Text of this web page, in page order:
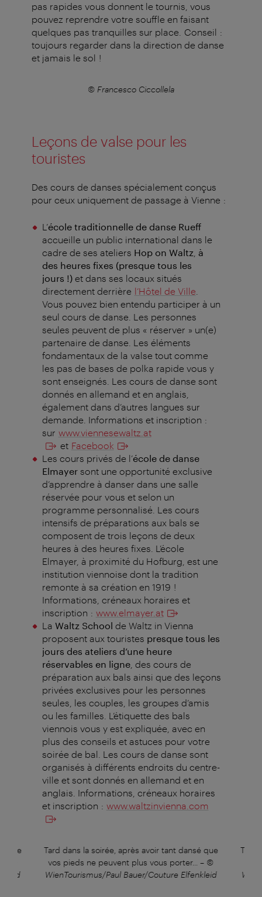
pas rapides vous donnent le tournis, vous
pouvez reprendre votre souffle en faisant
quelques pas tranquilles sur place. Conseil :
toujours regarder dans la direction de danse
et jamais le sol !
© Francesco Ciccollela
Leçons de valse pour les
touristes
Des cours de danses spécialement conçus
pour ceux uniquement de passage à Vienne :
L’école traditionnelle de danse Rueff
accueille un public international dans le
cadre de ses ateliers Hop on Waltz, à
des heures fixes (presque tous les
jours !)et dans ses locaux situés
directement derrière l’Hôtel de Ville
Vous pouvez bien entendu participer à un
seul cours de danse. Les personnes
seules peuvent de plus « réserver » un(e)
partenaire de danse. Les éléments
fondamentaux de la valse tout comme
les pas de bases de polka rapide vous y
sont enseignés. Les cours de danse sont
donnés en allemand et en anglais,
également dans d’autres langues sur
demande. Informations et inscription :
sur www.viennesewaltz.at
et Facebook
Les cours privés de l’école de danse
Elmayersont une opportunité exclusive
d’apprendre à danser dans une salle
réservée pour vous et selon un
programme personnalisé. Les cours
intensifs de préparations aux bals se
composent de trois leçons de deux
heures à des heures fixes. L’école
Elmayer, à proximité du Hofburg, est une
institution viennoise dont la tradition
remonte à sa création en 1919 !
Informations, créneaux horaires et
inscription : www.elmayer.at
La Waltz School de Waltz in Vienna
proposent aux touristes presque tous les
jours des ateliers d’une heure
réservables en ligne, des cours de
préparation aux bals ainsi que des leçons
privées exclusives pour les personnes
seules, les couples, les groupes d’amis
ou les familles. L’étiquette des bals
viennois vous y est expliquée, avec en
plus des conseils et astuces pour votre
soirée de bal. Les cours de danse sont
organisés à différents endroits du centre-
ville et sont donnés en allemand et en
anglais. Informations, créneaux horaires
et inscription : www.waltzinvienna.com
que
Tard dans la soirée, après avoir tant dansé que
vos pieds ne peuvent plus vous porter... – ©
WienTourismus/Paul Bauer/Couture Elfenkleid
Tard